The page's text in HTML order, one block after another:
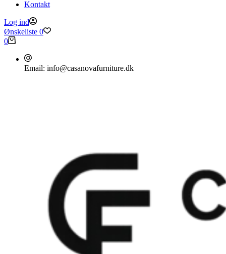
Kontakt
Log ind
Ønskeliste 0
Indkøbskurv
0
Email: info@casanovafurniture.dk